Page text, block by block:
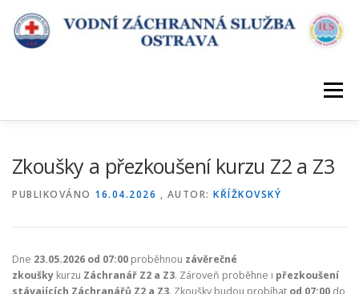
obsah
Menu
Zkoušky a přezkoušení kurzu Z2 a Z3
PUBLIKOVÁNO 16.04.2026 , AUTOR: KŘÍŽKOVSKÝ
Dne 23.05.2026 od 07:00 proběhnou závěrečné
zkoušky kurzu Záchranář Z2 a Z3. Zároveň proběhne i přezkoušení
stávajících Záchranářů Z2 a Z3. Zkoušky budou probíhat od 07:00 do